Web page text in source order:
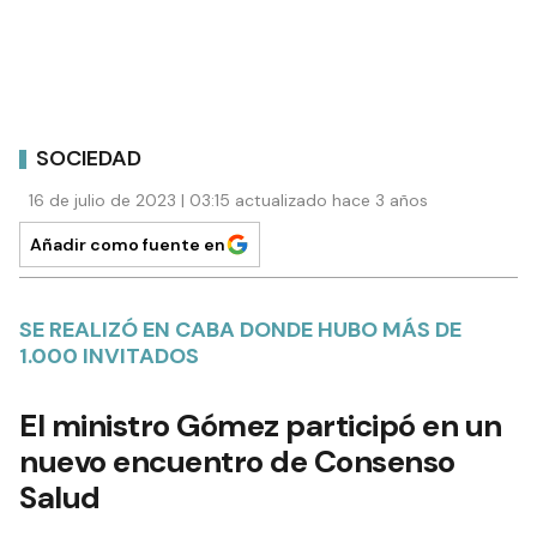
SOCIEDAD
16 de julio de 2023 | 03:15 actualizado hace 3 años
Añadir como fuente en
SE REALIZÓ EN CABA DONDE HUBO MÁS DE
1.000 INVITADOS
El ministro Gómez participó en un
nuevo encuentro de Consenso
Salud